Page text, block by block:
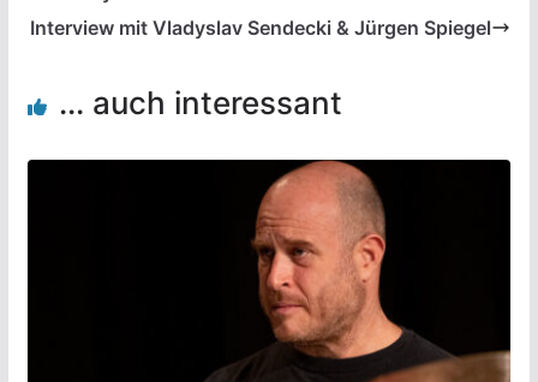
Interview mit Vladyslav Sendecki & Jürgen Spiegel
... auch interessant